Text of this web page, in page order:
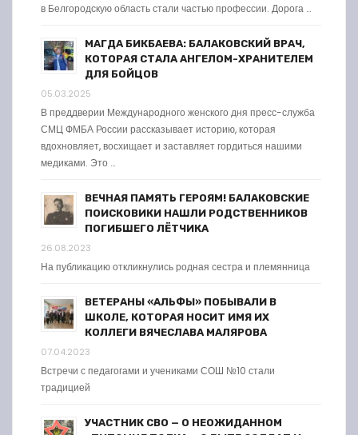
в Белгородскую область стали частью профессии. Дорога …
МАГДА БИКБАЕВА: БАЛАКОВСКИЙ ВРАЧ,
КОТОРАЯ СТАЛА АНГЕЛОМ-ХРАНИТЕЛЕМ
ДЛЯ БОЙЦОВ
05.03.2025
В преддверии Международного женского дня пресс-служба
СМЦ ФМБА России рассказывает историю, которая
вдохновляет, восхищает и заставляет гордиться нашими
медиками. Это …
ВЕЧНАЯ ПАМЯТЬ ГЕРОЯМ! БАЛАКОВСКИЕ
ПОИСКОВИКИ НАШЛИ РОДСТВЕННИКОВ
ПОГИБШЕГО ЛЁТЧИКА
26.08.2023
На публикацию откликнулись родная сестра и племянница
ВЕТЕРАНЫ «АЛЬФЫ» ПОБЫВАЛИ В
ШКОЛЕ, КОТОРАЯ НОСИТ ИМЯ ИХ
КОЛЛЕГИ ВЯЧЕСЛАВА МАЛЯРОВА
07.04.2023
Встречи с педагогами и учениками СОШ №10 стали
традицией
УЧАСТНИК СВО — О НЕОЖИДАННОМ